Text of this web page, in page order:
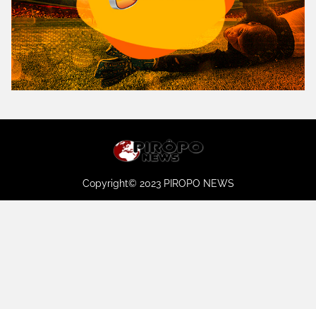
Copyright© 2023 PIROPO NEWS